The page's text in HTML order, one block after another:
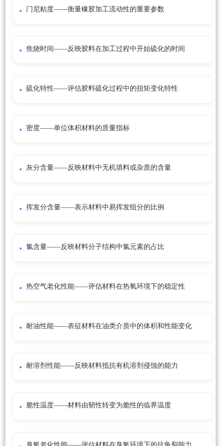
门尼粘度——衡量橡胶加工流动性的重要参数
焦烧时间——反映胶料在加工过程中开始硫化的时间
硫化特性——评估胶料硫化过程中的扭矩变化特性
密度——单位体积材料的质量指标
灰分含量——反映材料中无机填料或杂质的含量
挥发分含量——表示材料中易挥发组分的比例
氯含量——反映材料分子结构中氯元素的占比
热空气老化性能——评估材料在热氧环境下的稳定性
耐油性能——表征材料在油类介质中的体积和性能变化
耐溶剂性能——反映材料抵抗有机溶剂侵蚀的能力
脆性温度——材料由韧性转变为脆性的临界温度